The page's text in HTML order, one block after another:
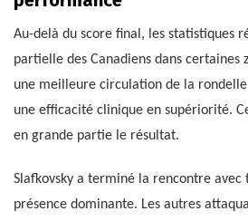
Au-delà du score final, les statistiques
partielle des Canadiens dans certaines
une meilleure circulation de la
une efficacité clinique en supériorité.
en grande partie le résultat.
Slafkovsky a terminé la rencontre avec
présence dominante. Les autres